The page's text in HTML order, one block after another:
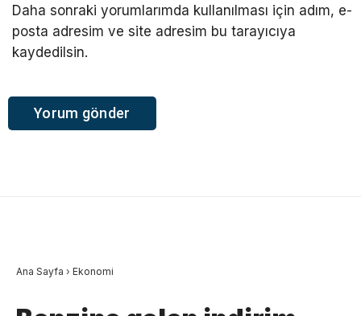
Daha sonraki yorumlarımda kullanılması için adım, e-
posta adresim ve site adresim bu tarayıcıya
kaydedilsin.
Ana Sayfa › Ekonomi